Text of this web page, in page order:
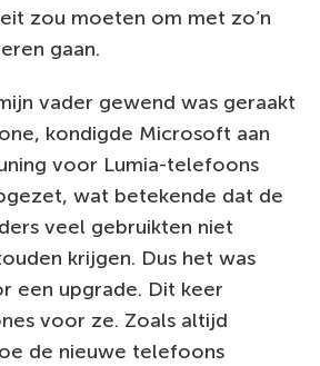
zou moeten om met zo’n
gaan.
vader gewend was geraakt
kondigde Microsoft aan
voor Lumia-telefoons
wat betekende dat de
veel gebruikten niet
krijgen. Dus het was
een upgrade. Dit keer
voor ze. Zoals altijd
de nieuwe telefoons